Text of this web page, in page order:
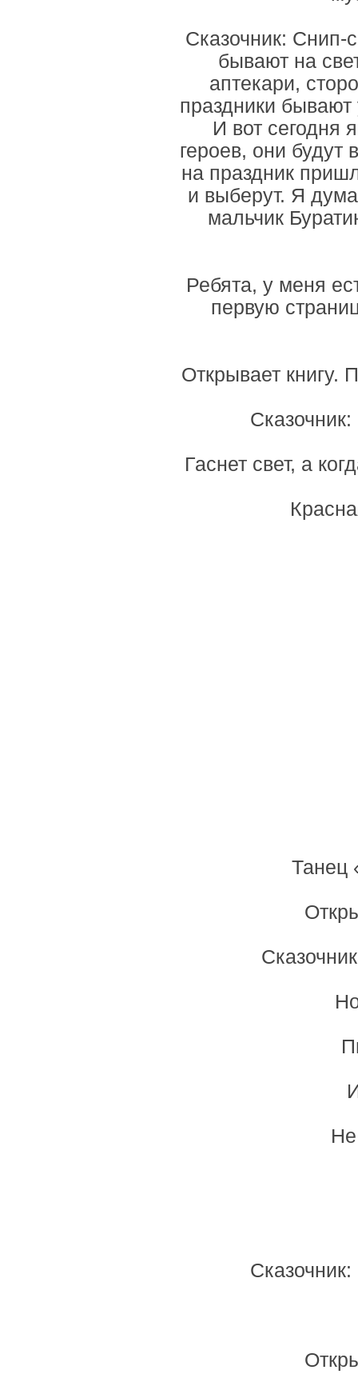
Сказочник: Снип-
бывают на
аптекари,
праздники бывают
И вот сегодня
героев, они будут
на праздник
и выберут. Я
мальчик
Ребята, у меня
первую
Открывает книгу.
Гаснет свет, а
Танец